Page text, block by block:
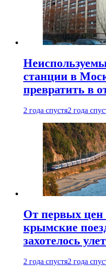
станции в
превратить в
2 года спустя2 года
От первых цен
крымские
захотелось
2 года спустя2 года